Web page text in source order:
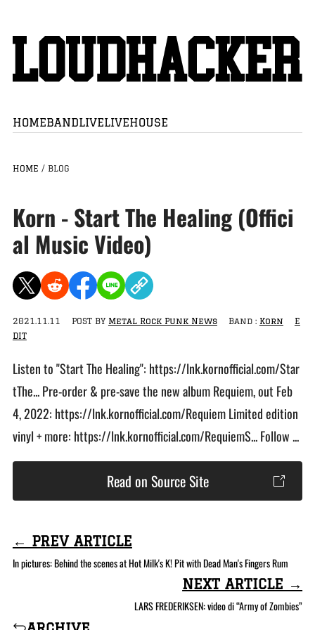
HOMEBANDLIVELIVEHOUSE
HOME / BLOG
Korn - Start The Healing (Offici
al Music Video)
2021.11.11 POST BY Metal Rock Punk News Band : Korn
E
DIT
Listen to "Start The Healing": https://lnk.kornofficial.com/Star
tThe... Pre-order & pre-save the new album Requiem, out Feb
4, 2022: https://lnk.kornofficial.com/Requiem Limited edition
vinyl + more: https://lnk.kornofficial.com/RequiemS... Follow ...
Read on Source Site
← PREV ARTICLE
In pictures: Behind the scenes at Hot Milk's K! Pit with Dead Man's Fingers Rum
NEXT ARTICLE →
LARS FREDERIKSEN: video di “Army of Zombies”